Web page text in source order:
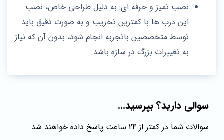
نصب تمیز و حرفه‌ ای: به‌ دلیل طراحی خاص، نصب
این درب‌ ها با کمترین تخریب و به‌ صورت دقیق باید
توسط متخصصین باتجربه انجام شود، بدون آن که نیاز
به تغییرات بزرگ در سازه باشد.
سوالی دارید؟ بپرسید...
سوالات شما در کمتر از 24 ساعت پاسخ داده خواهند شد